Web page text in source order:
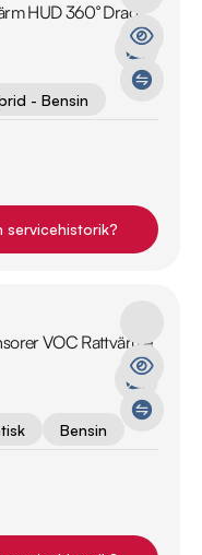
HUD 360° Drag
- Bensin
servicehistorik?
VOC Rattvärme
Bensin